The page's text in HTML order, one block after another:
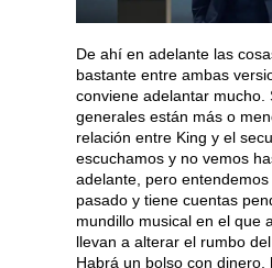
De ahí en adelante las
bastante entre ambas
conviene adelantar mucho.
generales están más o
relación entre King y el
escuchamos y no vemos
adelante, pero
pasado y tiene cuentas
mundillo musical en el que
llevan a alterar el rumbo
Habrá un bolso con dinero,